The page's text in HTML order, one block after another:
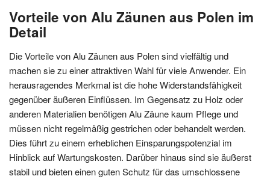
Vorteile von Alu Zäunen aus Polen im
Detail
Die Vorteile von Alu Zäunen aus Polen sind vielfältig und
machen sie zu einer attraktiven Wahl für viele Anwender. Ein
herausragendes Merkmal ist die hohe Widerstandsfähigkeit
gegenüber äußeren Einflüssen. Im Gegensatz zu Holz oder
anderen Materialien benötigen Alu Zäune kaum Pflege und
müssen nicht regelmäßig gestrichen oder behandelt werden.
Dies führt zu einem erheblichen Einsparungspotenzial im
Hinblick auf Wartungskosten. Darüber hinaus sind sie äußerst
stabil und bieten einen guten Schutz für das umschlossene